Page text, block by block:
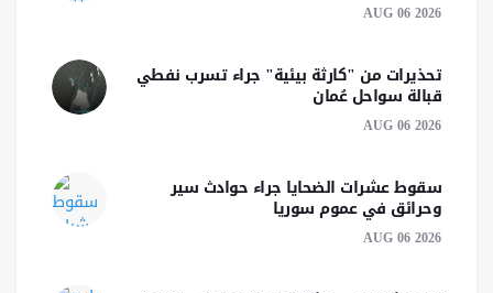
AUG 06 2026
تحذيرات من "كارثة بيئية" جراء تسرب نفطي
قبالة سواحل عُمان
AUG 06 2026
سقوط عشرات الضحايا جراء حوادث سير
وحرائق في عموم سوريا
AUG 06 2026